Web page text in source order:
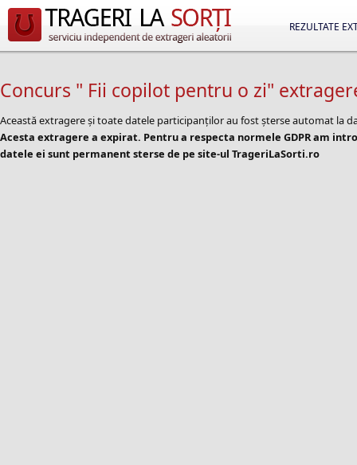
REZULTATE
Concurs " Fii copilot pentru o zi"
Această extragere și toate datele participanților au fost șterse automat la
Acesta extragere a expirat. Pentru a respecta normele GDPR am
datele ei sunt permanent sterse de pe site-ul TrageriLaSorti.ro